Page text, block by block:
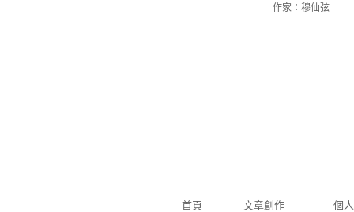
首頁 文章創作 個
作家：穆仙弦